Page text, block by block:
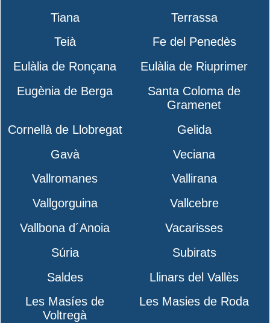
Tiana
Terrassa
Teià
Fe del Penedès
Eulàlia de Ronçana
Eulàlia de Riuprimer
Eugènia de Berga
Santa Coloma de
Gramenet
Cornellà de Llobregat
Gelida
Gavà
Veciana
Vallromanes
Vallirana
Vallgorguina
Vallcebre
Vallbona d´Anoia
Vacarisses
Súria
Subirats
Saldes
Llinars del Vallès
Les Masíes de
Voltregà
Les Masies de Roda